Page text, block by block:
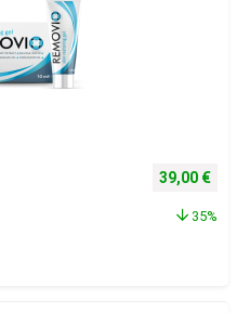
Izvorna
39,00 €
35%